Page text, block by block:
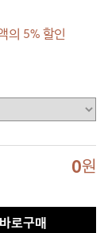
의 5% 할인
0원
바로구매